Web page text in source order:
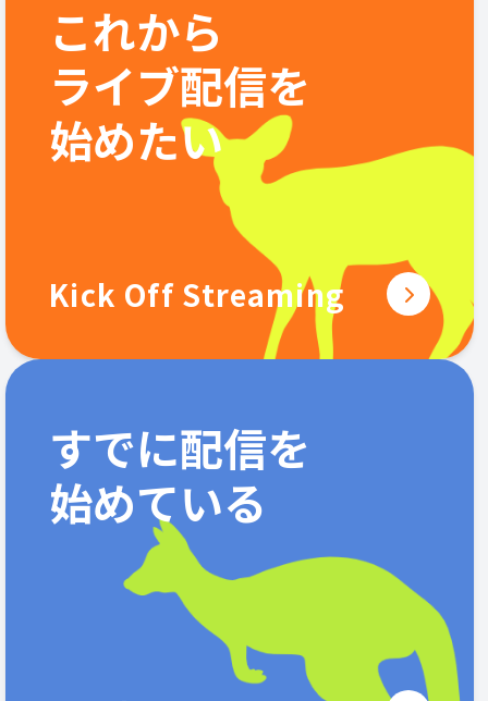
これから
ライブ配信を
始めたい
Kick Off Streaming
すでに配信を
始めている